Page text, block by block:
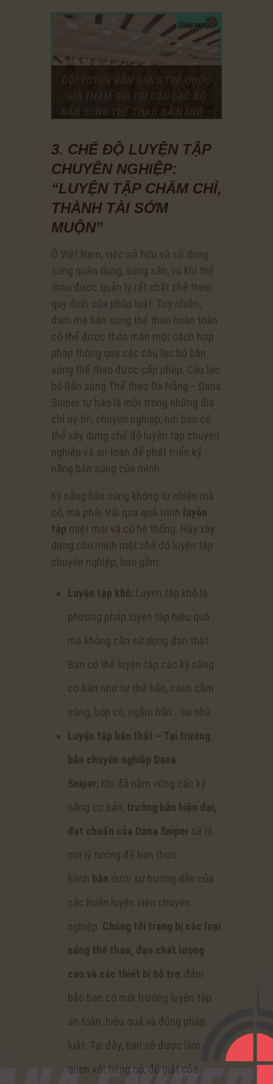
NGUỒN: DANASNIPER.COM
3. CHẾ ĐỘ LUYỆN TẬP
CHUYÊN NGHIỆP:
“LUYỆN TẬP CHĂM CHỈ,
THÀNH TÀI SỚM
MUỘN”
Ở Việt Nam, việc sở hữu và sử dụng
súng quân dụng, súng săn, vũ khí thể
thao được quản lý rất chặt chẽ theo
quy định của pháp luật. Tuy nhiên,
đam mê bắn súng thể thao hoàn toàn
có thể được thỏa mãn một cách hợp
pháp thông qua các câu lạc bộ bắn
súng thể thao được cấp phép. Câu lạc
bộ Bắn súng Thể thao Đà Nẵng – Dana
Sniper tự hào là một trong những địa
chỉ uy tín, chuyên nghiệp, nơi bạn có
thể xây dựng chế độ luyện tập chuyên
nghiệp và an toàn để phát triển kỹ
năng bắn súng của mình.
Kỹ năng bắn súng không tự nhiên mà
có, mà phải trải qua quá trình luyện
tập miệt mài và có hệ thống. Hãy xây
dựng cho mình một chế độ luyện tập
chuyên nghiệp, bao gồm:
Luyện tập khô: Luyện tập khô là
phương pháp luyện tập hiệu quả
mà không cần sử dụng đạn thật.
Bạn có thể luyện tập các kỹ năng
cơ bản như tư thế bắn, cách cầm
súng, bóp cò, ngắm bắn… tại nhà.
Luyện tập bắn thật – Tại trường
bắn chuyên nghiệp Dana
Sniper: Khi đã nắm vững các kỹ
năng cơ bản, trường bắn hiện đại,
đạt chuẩn của Dana Sniper sẽ là
nơi lý tưởng để bạn thực
hành bắn dưới sự hướng dẫn của
các huấn luyện viên chuyên
nghiệp. Chúng tôi trang bị các loại
súng thể thao, đạn chất lượng
cao và các thiết bị hỗ trợ, đảm
bảo bạn có môi trường luyện tập
an toàn, hiệu quả và đúng pháp
luật. Tại đây, bạn sẽ được làm
quen với tiếng nổ, độ giật của